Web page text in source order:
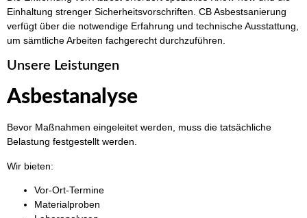
Einhaltung strenger Sicherheitsvorschriften. CB Asbestsanierung
verfügt über die notwendige Erfahrung und technische Ausstattung,
um sämtliche Arbeiten fachgerecht durchzuführen.
Unsere Leistungen
Asbestanalyse
Bevor Maßnahmen eingeleitet werden, muss die tatsächliche
Belastung festgestellt werden.
Wir bieten:
Vor-Ort-Termine
Materialproben